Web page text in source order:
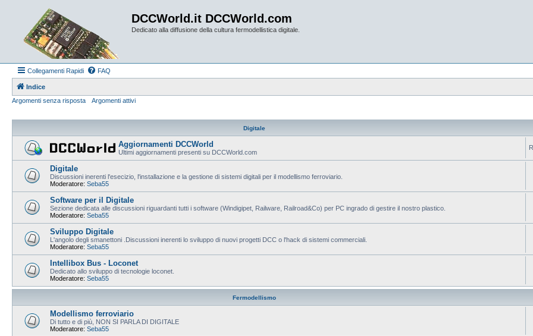
DCCWorld.it DCCWorld.com
Dedicato alla diffusione della cultura fermodellistica digitale.
Collegamenti Rapidi FAQ
Indice
Argomenti senza risposta
Argomenti attivi
Digitale
Aggiornamenti DCCWorld
Ultimi aggiornamenti presenti su DCCWorld.com
Digitale
Discussioni inerenti l'esecizio, l'installazione e la gestione di sistemi digitali per il modellismo ferroviario.
Moderatore: Seba55
Software per il Digitale
Sezione dedicata alle discussioni riguardanti tutti i software (Windigipet, Railware, Railroad&Co) per PC ingrado di gestire il nostro plastico.
Moderatore: Seba55
Sviluppo Digitale
L'angolo degli smanettoni .Discussioni inerenti lo sviluppo di nuovi progetti DCC o l'hack di sistemi commerciali.
Moderatore: Seba55
Intellibox Bus - Loconet
Dedicato allo sviluppo di tecnologie loconet.
Moderatore: Seba55
Fermodellismo
Modellismo ferroviario
Di tutto e di più, NON SI PARLA DI DIGITALE
Moderatore: Seba55